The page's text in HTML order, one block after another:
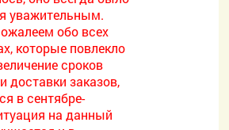
уважительным.
обо всех
которые повлекло
сроков
доставки заказов,
в сентябре-
на данный